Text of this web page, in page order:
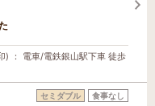
) ： 電車/電鉄銀山駅下車 徒歩
セミダブル 食事なし